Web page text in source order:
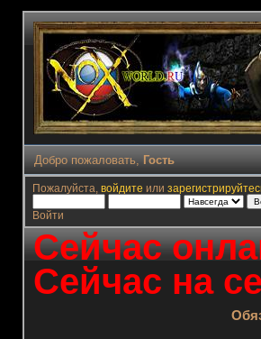
Добро пожаловать, Гость
Пожалуйста, войдите или
Войти
Сейчас
Сейчас на